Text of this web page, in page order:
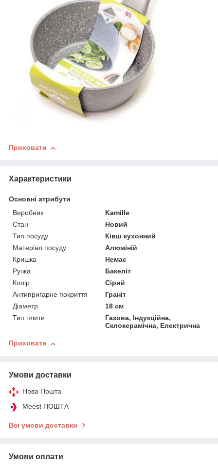
Приховати
Характеристики
Основні атрибути
Виробник
Kamille
Стан
Новий
Тип посуду
Ківш кухонний
Матеріал посуду
Алюміній
Кришка
Немає
Ручка
Бакеліт
Колір
Сірий
Антипригарне покриття
Граніт
Діаметр
18 см
Тип плити
Газова, Індукційна,
Склокерамічна, Електрична
Приховати
Умови доставки
Нова Пошта
Meest ПОШТА
Всі умови доставки
Умови оплати